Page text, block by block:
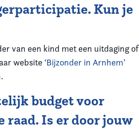
Kun je
van een kind met een uitdaging of
website ‘Bijzonder in Arnhem’
budget voor
raad. Is er door jouw